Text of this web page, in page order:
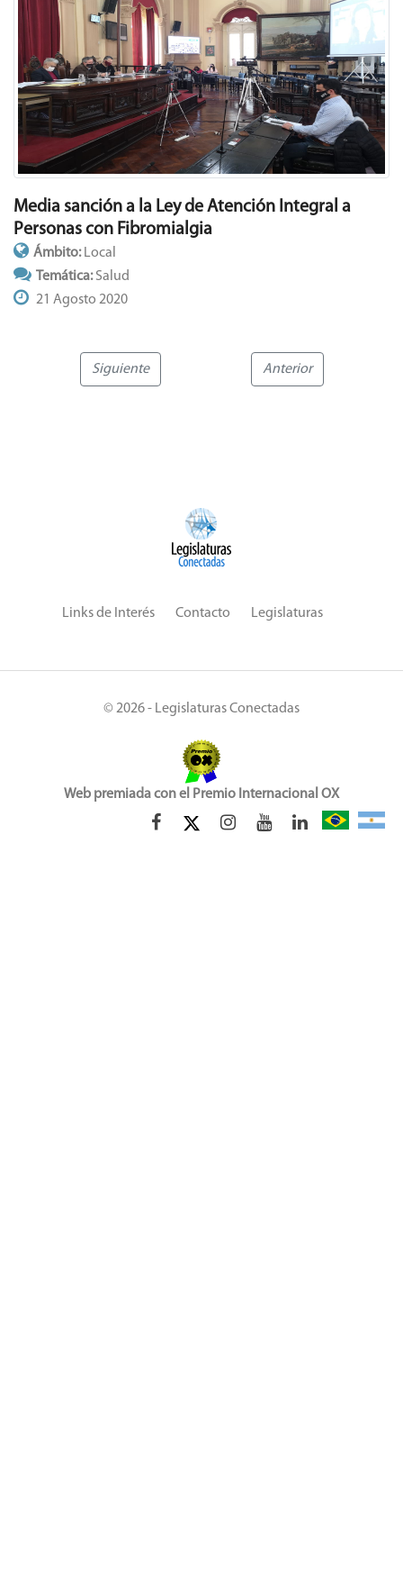
Media sanción a la Ley de Atención Integral a
Personas con Fibromialgia
Ámbito: Local
Temática:Salud
21 Agosto 2020
Siguiente Anterior
Links de Interés Contacto Legislaturas
© 2026 - Legislaturas Conectadas
Web premiada con el Premio Internacional OX